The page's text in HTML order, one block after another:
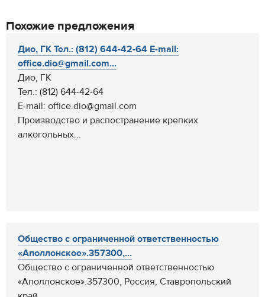
Похожие предложения
Дио, ГК Тел.: (812) 644-42-64 E-mail:
office.dio@gmail.com...
Дио, ГК
Тел.: (812) 644-42-64
E-mail: office.dio@gmail.com
Производство и распостранение крепких
алкогольных...
Общество с ограниченной ответственностью
«Аполлонское».357300,...
Общество с ограниченной ответственностью
«Аполлонское».357300, Россия, Ставропольский